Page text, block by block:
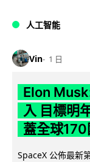
人工智能
Vin 1 日
Elon
入 目標明
蓋全球170
SpaceX 公佈最新